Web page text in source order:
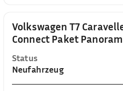
Volkswagen T7
Connect Paket Panoram
Status
Neufahrzeug